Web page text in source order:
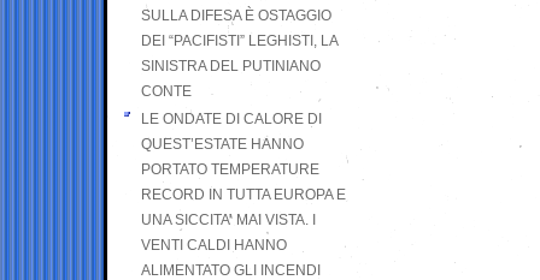
SULLA DIFESA È OSTAGGIO
DEI “PACIFISTI” LEGHISTI, LA
SINISTRA DEL PUTINIANO
CONTE
LE ONDATE DI CALORE DI
QUEST’ESTATE HANNO
PORTATO TEMPERATURE
RECORD IN TUTTA EUROPA E
UNA SICCITA’ MAI VISTA. I
VENTI CALDI HANNO
ALIMENTATO GLI INCENDI